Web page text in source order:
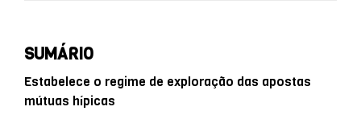
SUMÁRIO
Estabelece o regime de exploração das apostas
mútuas hípicas